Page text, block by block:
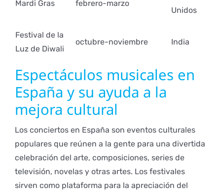
Mardi Gras febrero-marzo
Unidos
Festival de la
Luz de Diwali
octubre-noviembre India
Espectáculos musicales en
España y su ayuda a la
mejora cultural
Los conciertos en España son eventos culturales
populares que reúnen a la gente para una divertida
celebración del arte, composiciones, series de
televisión, novelas y otras artes. Los festivales
sirven como plataforma para la apreciación del